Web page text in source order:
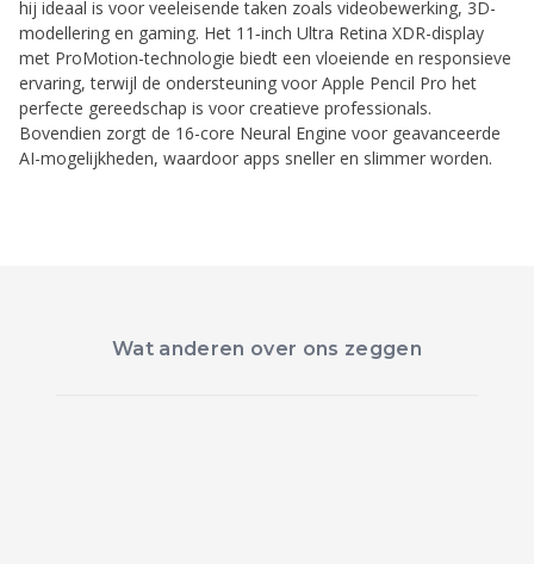
hij ideaal is voor veeleisende taken zoals videobewerking, 3D-
modellering en gaming. Het 11‑inch Ultra Retina XDR-display
met ProMotion-technologie biedt een vloeiende en responsieve
ervaring, terwijl de ondersteuning voor Apple Pencil Pro het
perfecte gereedschap is voor creatieve professionals.
Bovendien zorgt de 16-core Neural Engine voor geavanceerde
AI-mogelijkheden, waardoor apps sneller en slimmer worden.
Wat anderen over ons zeggen